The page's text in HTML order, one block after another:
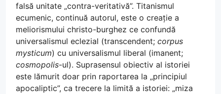
falsă unitate „contra-veritativă”. Titanismul
ecumenic, continuă autorul, este o creație a
meliorismului christo-burghez ce confundă
universalismul eclezial (transcendent; corpus
mysticum) cu universalismul liberal (imanent;
cosmopolis-ul). Suprasensul obiectiv al istoriei
este lămurit doar prin raportarea la „principiul
apocaliptic”, ca trecere la limită a istoriei: „miza